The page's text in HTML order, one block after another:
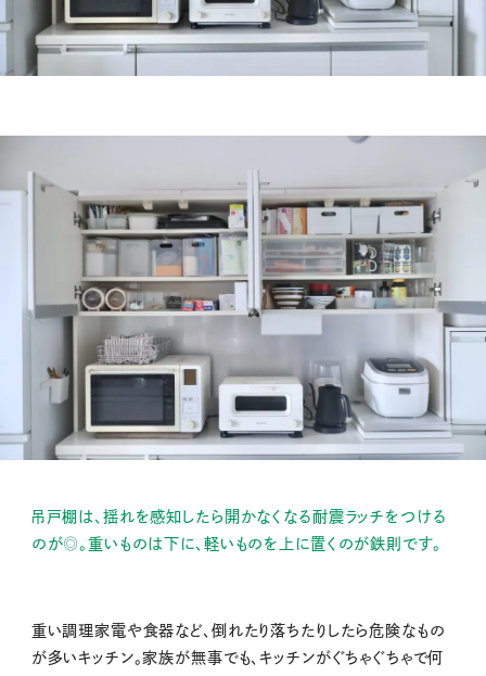
吊戸棚は、揺れを感知したら開かなくなる耐震ラッチをつける
のが◎。重いものは下に、軽いものを上に置くのが鉄則です。
重い調理家電や食器など、倒れたり落ちたりしたら危険なもの
が多いキッチン。家族が無事でも、キッチンがぐちゃぐちゃで何